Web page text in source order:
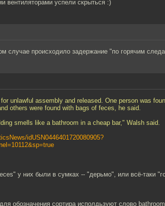
вентиляторами успели скрыться :)
случае происходило задержание "по горячим
unlawful assembly and released. One person was
others were found with bags of feces, he said.
smells like a bathroom in a cheap bar," Walsh said.
idUSN0446401720080905?
у них были в сумках -- "дерьмо", или всё-таки
обозначения сортира исполдьзуют слово